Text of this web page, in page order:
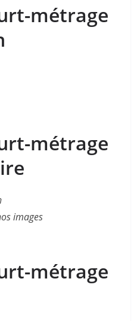
métrage
métrage
images
métrage